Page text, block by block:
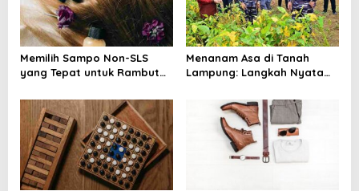
Memilih Sampo Non-SLS
yang Tepat untuk Rambut
Sehat
Menanam Asa di Tanah
Lampung: Langkah Nyata
Wujudkan Kemandirian
Pangan